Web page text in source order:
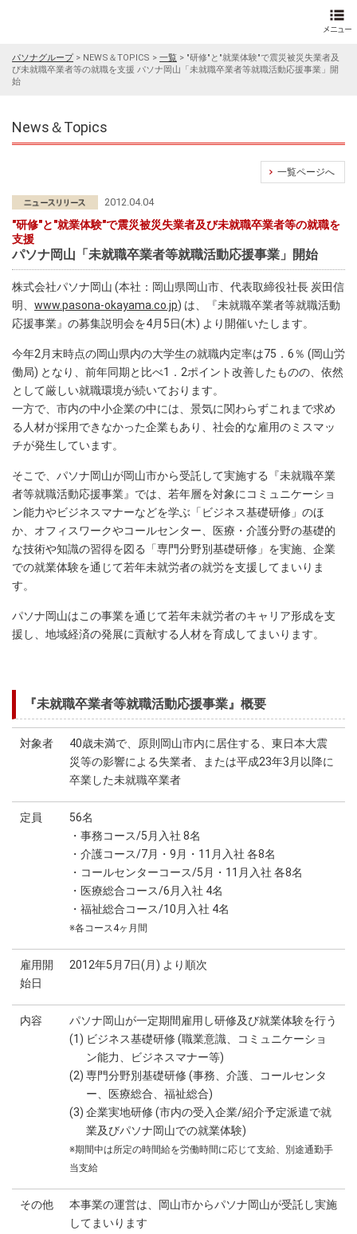
パソナグループ> NEWS＆TOPICS > 一覧 > "研修"と"就業体験"で震災被災失業者及
び未就職卒業者等の就職を支援 パソナ岡山「未就職卒業者等就職活動応援事業」開
始
News＆Topics
一覧ページへ
2012.04.04
"研修"と"就業体験"で震災被災失業者及び未就職卒業者等の就職を
支援
パソナ岡山「未就職卒業者等就職活動応援事業」開始
株式会社パソナ岡山 (本社：岡山県岡山市、代表取締役社長 炭田信
明、 www.pasona-okayama.co.jp) は、『未就職卒業者等就職活動
応援事業』の募集説明会を4月5日(木) より開催いたします。
今年2月末時点の岡山県内の大学生の就職内定率は75．6％ (岡山労
働局) となり、前年同期と比べ1．2ポイント改善したものの、依然
として厳しい就職環境が続いております。
一方で、市内の中小企業の中には、景気に関わらずこれまで求め
る人材が採用できなかった企業もあり、社会的な雇用のミスマッ
チが発生しています。
そこで、パソナ岡山が岡山市から受託して実施する『未就職卒業
者等就職活動応援事業』では、若年層を対象にコミュニケーショ
ン能力やビジネスマナーなどを学ぶ「ビジネス基礎研修」のほ
か、オフィスワークやコールセンター、医療・介護分野の基礎的
な技術や知識の習得を図る「専門分野別基礎研修」を実施、企業
での就業体験を通じて若年未就労者の就労を支援してまいりま
す。
パソナ岡山はこの事業を通じて若年未就労者のキャリア形成を支
援し、地域経済の発展に貢献する人材を育成してまいります。
『未就職卒業者等就職活動応援事業』概要
対象者
40歳未満で、原則岡山市内に居住する、東日本大震
災等の影響による失業者、または平成23年3月以降に
卒業した未就職卒業者
定員
56名
・事務コース/5月入社 8名
・介護コース/7月・9月・11月入社 各8名
・コールセンターコース/5月・11月入社 各8名
・医療総合コース/6月入社 4名
・福祉総合コース/10月入社 4名
※各コース4ヶ月間
雇用開
始日
2012年5月7日(月) より順次
内容
パソナ岡山が一定期間雇用し研修及び就業体験を行う
(1) ビジネス基礎研修 (職業意識、コミュニケーショ
ン能力、ビジネスマナー等)
(2) 専門分野別基礎研修 (事務、介護、コールセンタ
ー、医療総合、福祉総合)
(3) 企業実地研修 (市内の受入企業/紹介予定派遣で就
業及びパソナ岡山での就業体験)
※期間中は所定の時間給を労働時間に応じて支給、別途通勤手
当支給
その他
本事業の運営は、岡山市からパソナ岡山が受託し実施
してまいります